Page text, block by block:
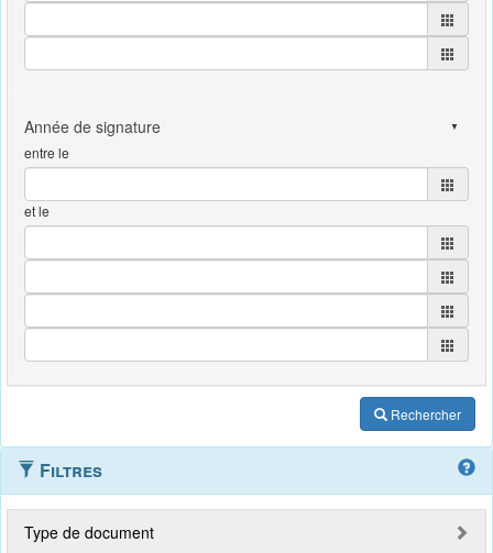
entre le
et le
Rechercher
Filtres
Type de document